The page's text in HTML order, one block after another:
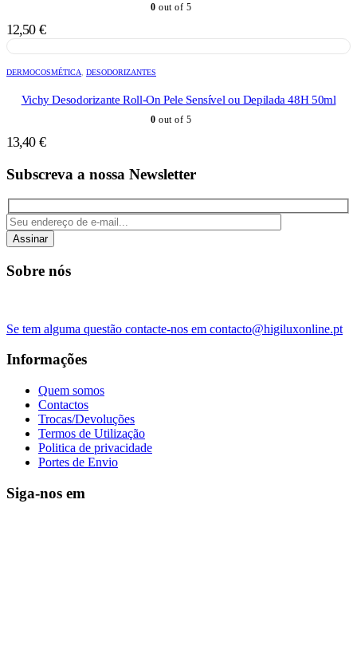
0 out of 5
12,50 €
DERMOCOSMÉTICA, DESODORIZANTES
Vichy Desodorizante Roll-On Pele Sensível ou Depilada 48H 50ml
0 out of 5
13,40 €
Subscreva a nossa Newsletter
Assinar
Sobre nós
Se tem alguma questão contacte-nos em contacto@higiluxonline.pt
Informações
Quem somos
Contactos
Trocas/Devoluções
Termos de Utilização
Politica de privacidade
Portes de Envio
Siga-nos em